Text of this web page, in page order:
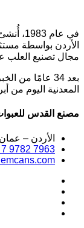
في عام
الأردن بواسطة
مجال تصنيع العلب
بعد 34 عامًا
المعدنية اليوم من
مصنع القدس
الأردن –
9782 7963